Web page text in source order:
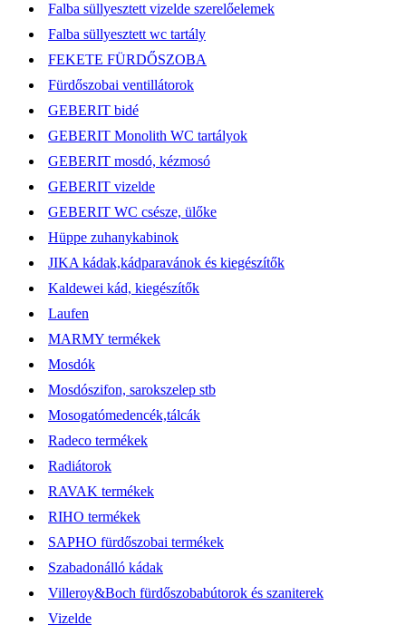
Falba süllyesztett vizelde szerelőelemek
Falba süllyesztett wc tartály
FEKETE FÜRDŐSZOBA
Fürdőszobai ventillátorok
GEBERIT bidé
GEBERIT Monolith WC tartályok
GEBERIT mosdó, kézmosó
GEBERIT vizelde
GEBERIT WC csésze, ülőke
Hüppe zuhanykabinok
JIKA kádak,kádparavánok és kiegészítők
Kaldewei kád, kiegészítők
Laufen
MARMY termékek
Mosdók
Mosdószifon, sarokszelep stb
Mosogatómedencék,tálcák
Radeco termékek
Radiátorok
RAVAK termékek
RIHO termékek
SAPHO fürdőszobai termékek
Szabadonálló kádak
Villeroy&Boch fürdőszobabútorok és szaniterek
Vizelde